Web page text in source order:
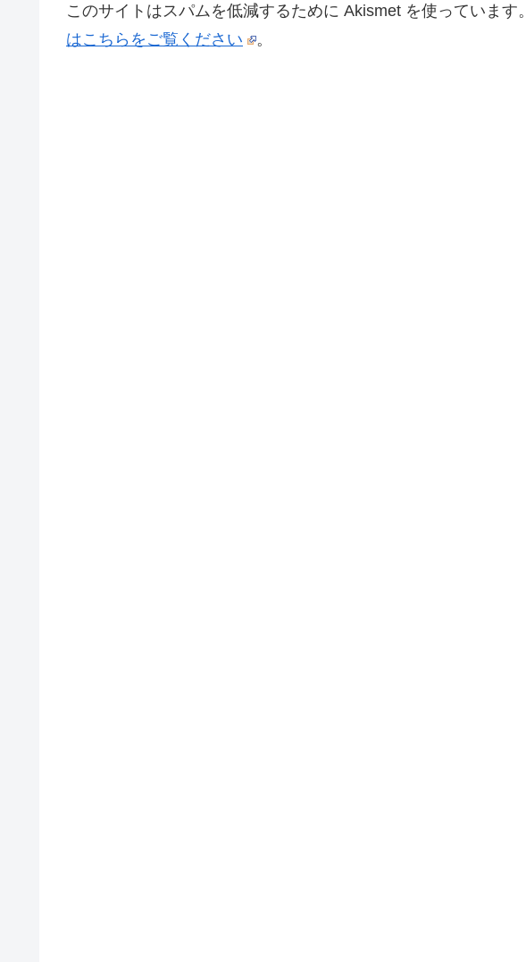
このサイトはスパムを低減するために Akismet を使っています。
はこちらをご覧ください
。